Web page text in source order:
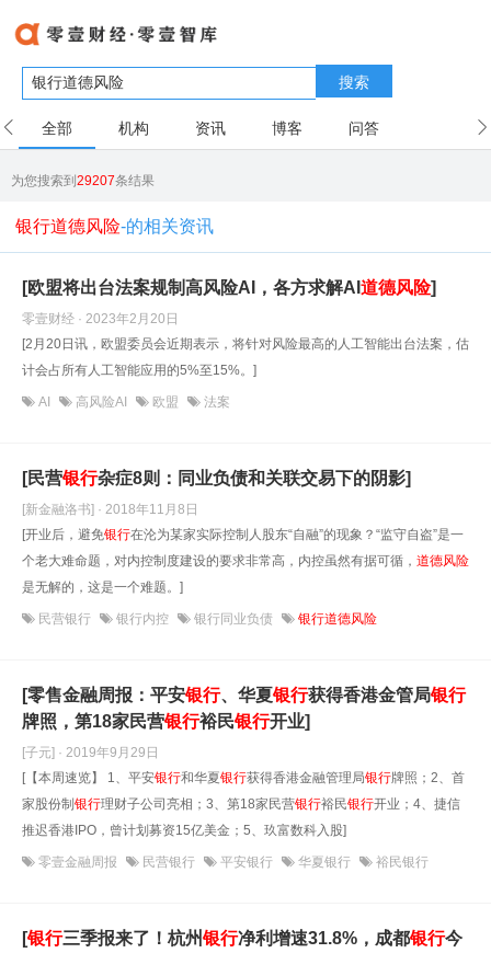
搜索
全部 机构 资讯 博客 问答
为您搜索到29207条结果
银行道德风险-的相关资讯
[欧盟将出台法案规制高风险AI，各方求解AI 道德风险]
零壹财经 · 2023年2月20日
[2月20日讯，欧盟委员会近期表示，将针对风险最高的人工智能出台法案，估
计会占所有人工智能应用的5%至15%。]
AI 高风险AI 欧盟 法案
[民营银行杂症8则：同业负债和关联交易下的阴影]
[新金融洛书] · 2018年11月8日
[开业后，避免银行在沦为某家实际控制人股东“自融”的现象？“监守自盗”是一
个老大难命题，对内控制度建设的要求非常高，内控虽然有据可循， 道德风险
是无解的，这是一个难题。]
民营银行 银行内控 银行同业负债 银行道德风险
[零售金融周报：平安银行、华夏银行获得香港金管局银行
牌照，第18家民营银行裕民银行开业]
[子元] · 2019年9月29日
[【本周速览】 1、平安银行和华夏银行获得香港金融管理局银行牌照；2、首
家股份制银行理财子公司亮相；3、第18家民营银行裕民银行开业；4、捷信
推迟香港IPO，曾计划募资15亿美金；5、玖富数科入股]
零壹金融周报 民营银行 平安银行 华夏银行 裕民银行
[银行三季报来了！杭州银行净利增速31.8%，成都银行今